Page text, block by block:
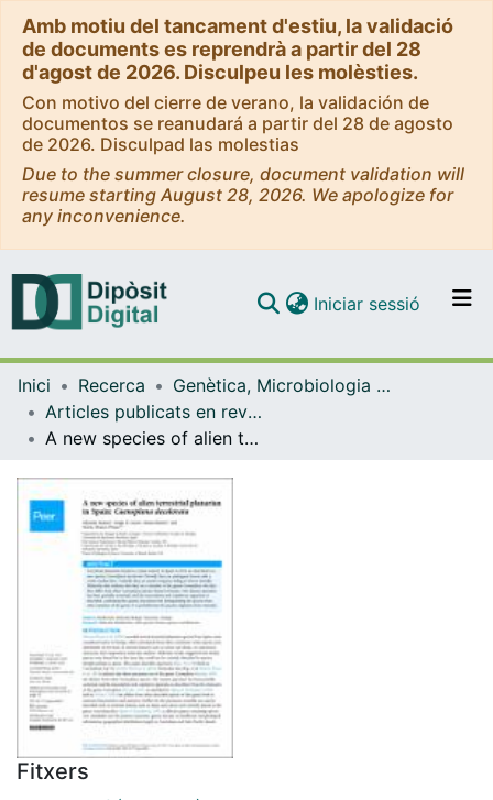
Amb motiu del tancament d'estiu, la validació
de documents es reprendrà a partir del 28
d'agost de 2026. Disculpeu les molèsties.
Con motivo del cierre de verano, la validación de
documentos se reanudará a partir del 28 de agosto
de 2026. Disculpad las molestias
Due to the summer closure, document validation will
resume starting August 28, 2026. We apologize for
any inconvenience.
Navega per tot el DD
Com publicar
Contacte
Iniciar sessió (current)
Inici Recerca
Genètica, Microbiologia i Estadística
Articles publicats en revistes (Genètica, Microbiologia i Estadística)
A new species of alien terrestrial planarian in Spain: Caenoplana decolorata
Fitxers